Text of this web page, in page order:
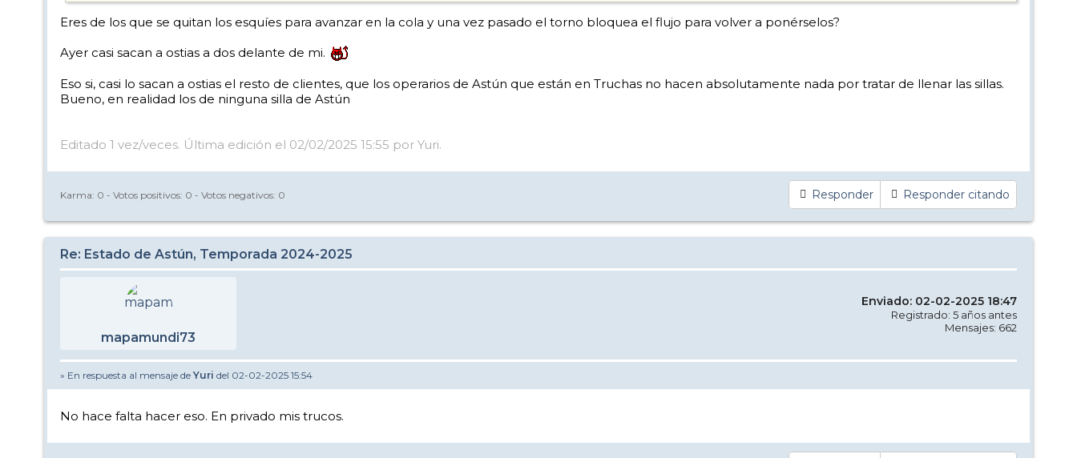
Eres de los que se quitan los esquíes para avanzar en la cola y una vez pasado el torno bloquea el flujo para volver a ponérselos?
Ayer casi sacan a ostias a dos delante de mi.
Eso si, casi lo sacan a ostias el resto de clientes, que los operarios de Astún que están en Truchas no hacen absolutamente nada por tratar de llenar las sillas.
Bueno, en realidad los de ninguna silla de Astún
Editado 1 vez/veces. Última edición el 02/02/2025 15:55 por Yuri.
Responder Responder citando
Karma: 0 - Votos positivos: 0 - Votos negativos: 0
Re: Estado de Astún, Temporada 2024-2025
mapamundi73
Enviado: 02-02-2025 18:47
Registrado: 5 años antes
Mensajes: 662
» En respuesta al mensaje de Yuri del 02-02-2025 15:54
No hace falta hacer eso. En privado mis trucos.